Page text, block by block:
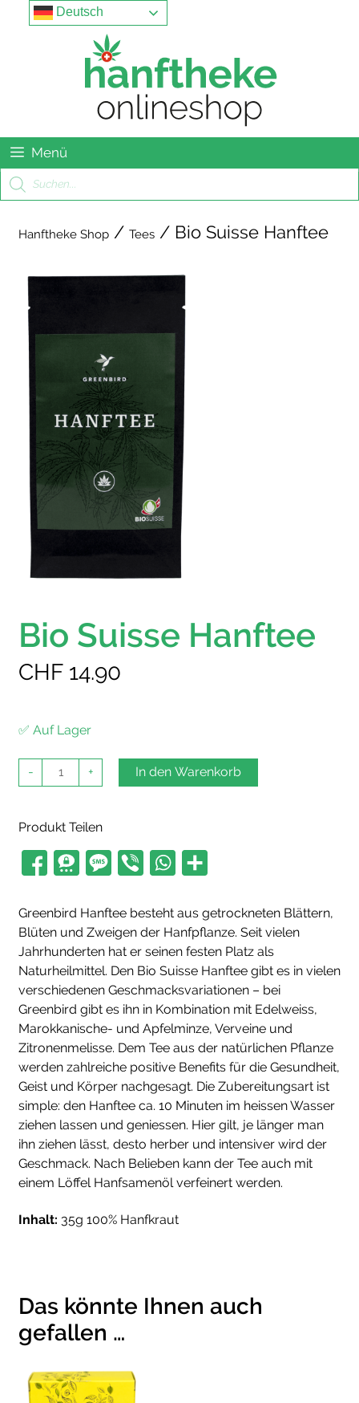
Springe
Menu
Menü
Products
search
Hanftheke Shop / Tees / Bio Suisse Hanftee
Bio Suisse Hanftee
CHF 14.90
✅ Auf Lager
-
Bio
Suisse
Hanftee
+ In den Warenkorb
Produkt Teilen
Greenbird Hanftee besteht aus getrockneten Blättern,
Blüten und Zweigen der Hanfpflanze. Seit vielen
Jahrhunderten hat er seinen festen Platz als
Naturheilmittel. Den Bio Suisse Hanftee gibt es in vielen
verschiedenen Geschmacksvariationen – bei
Greenbird gibt es ihn in Kombination mit Edelweiss,
Marokkanische- und Apfelminze, Verveine und
Zitronenmelisse. Dem Tee aus der natürlichen Pflanze
werden zahlreiche positive Benefits für die Gesundheit,
Geist und Körper nachgesagt. Die Zubereitungsart ist
simple: den Hanftee ca. 10 Minuten im heissen Wasser
ziehen lassen und geniessen. Hier gilt, je länger man
ihn ziehen lässt, desto herber und intensiver wird der
Geschmack. Nach Belieben kann der Tee auch mit
einem Löffel Hanfsamenöl verfeinert werden.
Inhalt: 35g 100% Hanfkraut
Das könnte Ihnen auch
gefallen …
Deutsch